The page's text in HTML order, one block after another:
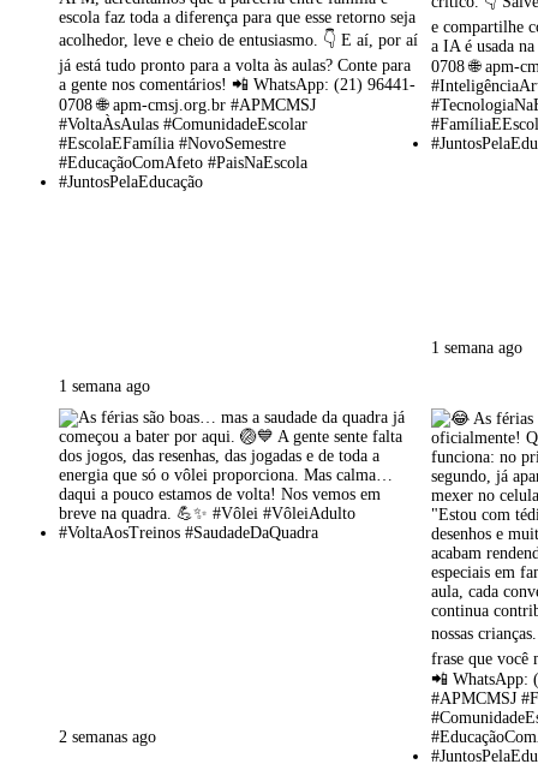
1 semana ago
1 semana ago
2 semanas ago